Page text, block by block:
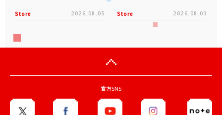
Store 2026.08.05 Store 2026.08.03
官方SNS